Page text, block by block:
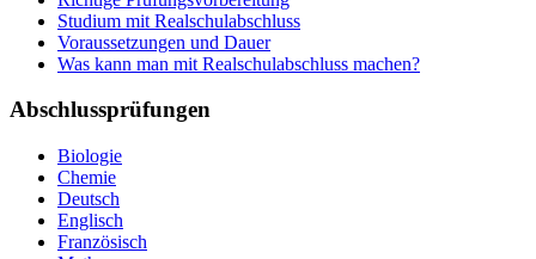
Studium mit Realschulabschluss
Voraussetzungen und Dauer
Was kann man mit Realschulabschluss machen?
Abschlussprüfungen
Biologie
Chemie
Deutsch
Englisch
Französisch